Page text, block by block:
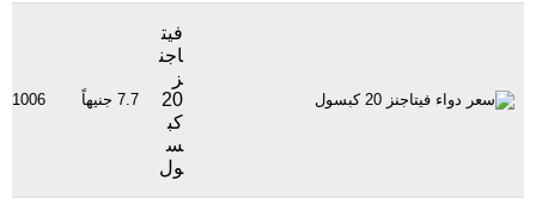
فيت
اجن
ز
20
كب
س
ول
7.7 جنيهاً 1006 مشاهدة